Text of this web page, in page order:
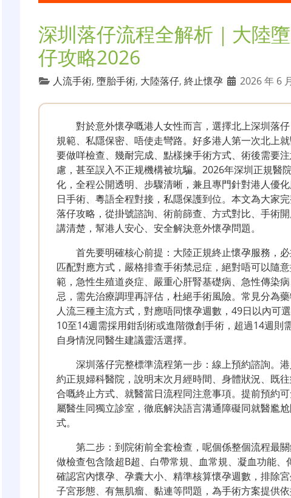
深圳落仔流程全解析｜大陸
仔攻略2026
人流手術, 墮胎手術, 大陸落仔, 終止懷孕 2026 年 6
對於意外懷孕嘅港人女性而言，選擇北上深圳落
規範、私隱保密、唔使走彎路。好多港人第一次北上
要做咩檢查、幾耐完成、點樣揀手術方式、術後需要
慮，甚至誤入不正规機構被坑騙。2026年深圳正規醫
化，全程公開透明、步驟清晰，兼且專門針對港人優
日手術、粵語全程對接，私隱保護到位。本文為大家
落仔攻略，從掛號諮詢、術前篩查、方式對比、手術
講清楚，幫港人安心、安全解決意外懷孕問題。
首先要明確核心前提：大陸正規終止懷孕服務，
匹配對應方式，嚴格排查手術禁忌症，絕對唔可以隨
範，急性生殖道炎症、嚴重心肝腎基礎病、急性傳染
忌，需先治療調理再評估，杜絕手術風險。常見分為
人流三種主流方式，對應唔同懷孕週數，49日以內可
10至14週需採用鉗刮術或進階微創手術，超過14週則
自身情況同醫生建議靈活選擇。
深圳落仔完整標準流程第一步：線上預約諮詢。
約正規婦科醫院，說明末次月經時間、身體狀況、既
合嘅終止方式、就醫當日流程同注意事項。提前預約
屬醫生同獨立診室，徹底解決語言溝通障礙同就醫尷
式。
第二步：到院術前全套檢查，呢個係整個流程最
做檢查包含陰超B超、白帶常規、血常規、凝血功能
確認宮內懷孕、孕囊大小、精準核算懷孕週數，排除
子宮形態、有無肌瘤、黏連等問題，為手術方案提供